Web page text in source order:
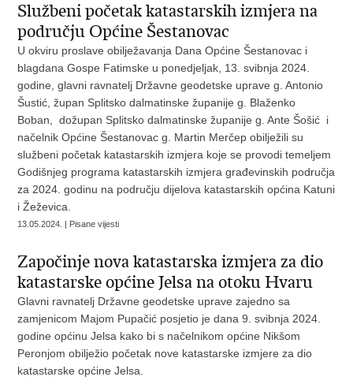
Službeni početak katastarskih izmjera na
području Općine Šestanovac
U okviru proslave obilježavanja Dana Općine Šestanovac i
blagdana Gospe Fatimske u ponedjeljak, 13. svibnja 2024.
godine, glavni ravnatelj Državne geodetske uprave g. Antonio
Šustić, župan Splitsko dalmatinske županije g. Blaženko
Boban, dožupan Splitsko dalmatinske županije g. Ante Šošić i
načelnik Općine Šestanovac g. Martin Merčep obilježili su
službeni početak katastarskih izmjera koje se provodi temeljem
Godišnjeg programa katastarskih izmjera građevinskih područja
za 2024. godinu na području dijelova katastarskih općina Katuni
i Žeževica.
13.05.2024. | Pisane vijesti
Započinje nova katastarska izmjera za dio
katastarske općine Jelsa na otoku Hvaru
Glavni ravnatelj Državne geodetske uprave zajedno sa
zamjenicom Majom Pupačić posjetio je dana 9. svibnja 2024.
godine općinu Jelsa kako bi s načelnikom općine Nikšom
Peronjom obilježio početak nove katastarske izmjere za dio
katastarske općine Jelsa.